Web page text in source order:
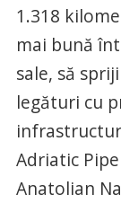
1.318
mai bună
sale, să
legături cu
Adriatic
Anatolian